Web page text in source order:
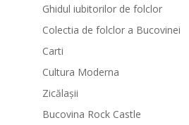
Ghidul iubitorilor de folclor
Colectia de folclor a Bucovinei
Carti
Cultura Moderna
Zicălașii
Bucovina Rock Castle